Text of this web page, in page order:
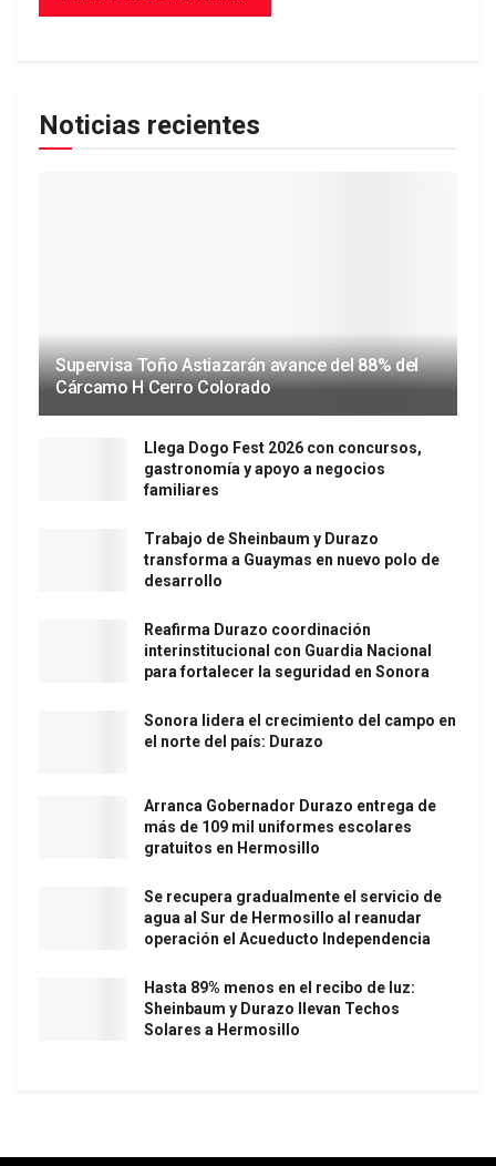
Noticias recientes
Supervisa Toño Astiazarán avance del 88% del
Cárcamo H Cerro Colorado
Llega Dogo Fest 2026 con concursos,
gastronomía y apoyo a negocios
familiares
Trabajo de Sheinbaum y Durazo
transforma a Guaymas en nuevo polo de
desarrollo
Reafirma Durazo coordinación
interinstitucional con Guardia Nacional
para fortalecer la seguridad en Sonora
Sonora lidera el crecimiento del campo en
el norte del país: Durazo
Arranca Gobernador Durazo entrega de
más de 109 mil uniformes escolares
gratuitos en Hermosillo
Se recupera gradualmente el servicio de
agua al Sur de Hermosillo al reanudar
operación el Acueducto Independencia
Hasta 89% menos en el recibo de luz:
Sheinbaum y Durazo llevan Techos
Solares a Hermosillo